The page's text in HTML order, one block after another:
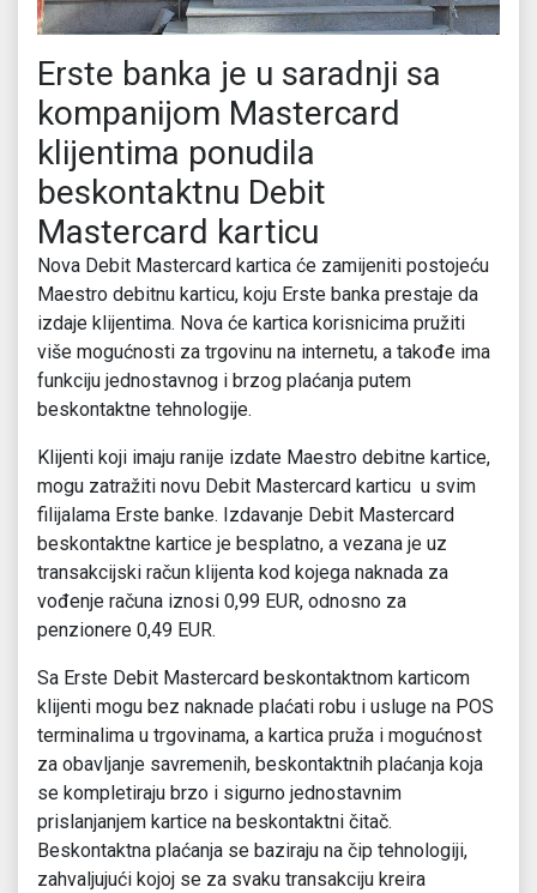
Erste banka je u saradnji sa
kompanijom Mastercard
klijentima ponudila
beskontaktnu Debit
Mastercard karticu
Nova Debit Mastercard kartica će zamijeniti postojeću
Maestro debitnu karticu, koju Erste banka prestaje da
izdaje klijentima. Nova će kartica korisnicima pružiti
više mogućnosti za trgovinu na internetu, a takođe ima
funkciju jednostavnog i brzog plaćanja putem
beskontaktne tehnologije.
Klijenti koji imaju ranije izdate Maestro debitne kartice,
mogu zatražiti novu Debit Mastercard karticu u svim
filijalama Erste banke. Izdavanje Debit Mastercard
beskontaktne kartice je besplatno, a vezana je uz
transakcijski račun klijenta kod kojega naknada za
vođenje računa iznosi 0,99 EUR, odnosno za
penzionere 0,49 EUR.
Sa Erste Debit Mastercard beskontaktnom karticom
klijenti mogu bez naknade plaćati robu i usluge na POS
terminalima u trgovinama, a kartica pruža i mogućnost
za obavljanje savremenih, beskontaktnih plaćanja koja
se kompletiraju brzo i sigurno jednostavnim
prislanjanjem kartice na beskontaktni čitač.
Beskontaktna plaćanja se baziraju na čip tehnologiji,
zahvaljujući kojoj se za svaku transakciju kreira